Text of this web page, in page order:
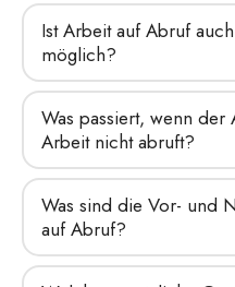
Ist Arbeit auf Abruf
möglich?
Was passiert, wenn
Arbeit nicht abruft?
Was sind die Vor- und
auf Abruf?